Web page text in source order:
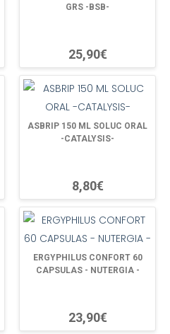
GRS -BSB-
25,90€
ASBRIP 150 ML SOLUC ORAL
-CATALYSIS-
8,80€
ERGYPHILUS CONFORT 60
CAPSULAS - NUTERGIA -
23,90€